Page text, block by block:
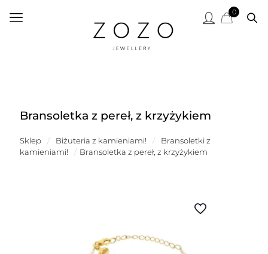
0
Bransoletka z pereł, z krzyżykiem
Sklep / Biżuteria z kamieniami! /
Bransoletki z
kamieniami!
/ Bransoletka z pereł, z krzyżykiem